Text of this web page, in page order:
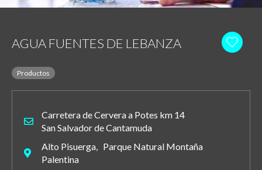
AGUA FUENTES DE LEBANZA
Productos
Carretera de Cervera a Potes km 14
San Salvador de Cantamuda
Alto Pisuerga, Parque Natural Montaña
Palentina